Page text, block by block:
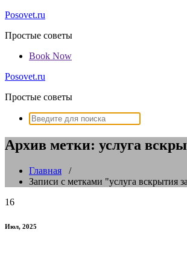
Перейти
содержимому
Posovet.ru
Простые советы
Book Now
Posovet.ru
Простые советы
Поиск:
Архив метки: услуга
Главная /
Записи с метками "услуга вскрытия
16
Июл, 2025